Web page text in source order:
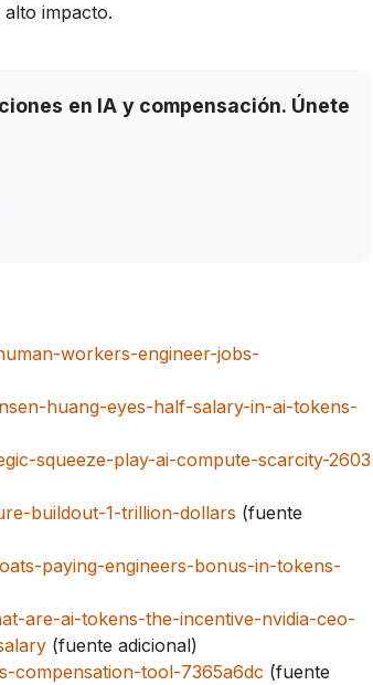
impacto.
en IA y compensación. Únete
workers-engineer-jobs-
huang-eyes-half-salary-in-ai-tokens-
squeeze-play-ai-compute-scarcity-2603
buildout-1-trillion-dollars (fuente
paying-engineers-bonus-in-tokens-
are-ai-tokens-the-incentive-nvidia-ceo-
(fuente adicional)
compensation-tool-7365a6dc (fuente